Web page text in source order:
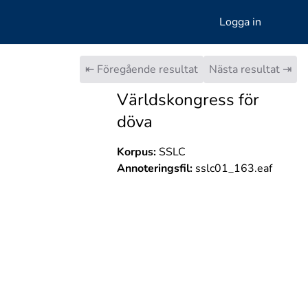
Logga in
⇤ Föregående resultat Nästa resultat ⇥
Världskongress för
döva
Korpus:SSLC
Annoteringsfil:sslc01_163.eaf